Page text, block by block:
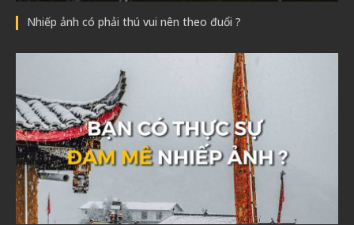
Nhiếp ảnh có phải thú vui nên theo đuổi ?